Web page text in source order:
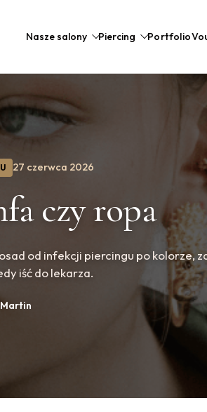
Nasze salony Piercing Portfolio
27 czerwca 2026
czy ropa
od infekcji piercingu po kolorze,
iść do lekarza.
Martin